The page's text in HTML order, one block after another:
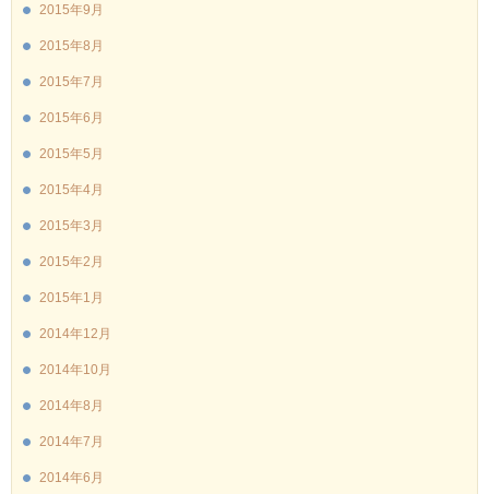
2015年9月
2015年8月
2015年7月
2015年6月
2015年5月
2015年4月
2015年3月
2015年2月
2015年1月
2014年12月
2014年10月
2014年8月
2014年7月
2014年6月